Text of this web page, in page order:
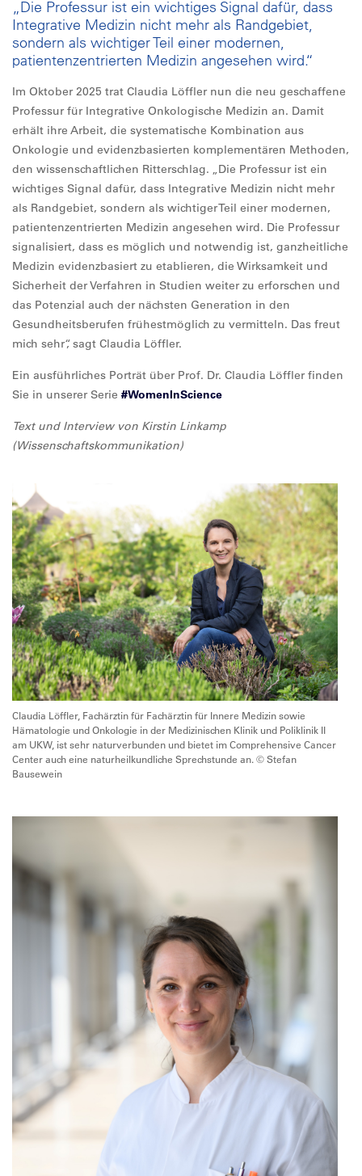
„Die Professur ist ein wichtiges Signal dafür, dass
Integrative Medizin nicht mehr als Randgebiet,
sondern als wichtiger Teil einer modernen,
patientenzentrierten Medizin angesehen wird.“
Im Oktober 2025 trat Claudia Löffler nun die neu geschaffene
Professur für Integrative Onkologische Medizin an. Damit
erhält ihre Arbeit, die systematische Kombination aus
Onkologie und evidenzbasierten komplementären Methoden,
den wissenschaftlichen Ritterschlag. „Die Professur ist ein
wichtiges Signal dafür, dass Integrative Medizin nicht mehr
als Randgebiet, sondern als wichtiger Teil einer modernen,
patientenzentrierten Medizin angesehen wird. Die Professur
signalisiert, dass es möglich und notwendig ist, ganzheitliche
Medizin evidenzbasiert zu etablieren, die Wirksamkeit und
Sicherheit der Verfahren in Studien weiter zu erforschen und
das Potenzial auch der nächsten Generation in den
Gesundheitsberufen frühestmöglich zu vermitteln. Das freut
mich sehr“, sagt Claudia Löffler.
Ein ausführliches Porträt über Prof. Dr. Claudia Löffler finden
Sie in unserer Serie#WomenInScience
Text und Interview von Kirstin Linkamp
(Wissenschaftskommunikation)
Claudia Löffler, Fachärztin für Fachärztin für Innere Medizin sowie
Hämatologie und Onkologie in der Medizinischen Klinik und Poliklinik II
am UKW, ist sehr naturverbunden und bietet im Comprehensive Cancer
Center auch eine naturheilkundliche Sprechstunde an. © Stefan
Bausewein